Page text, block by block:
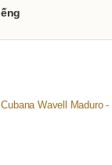
Wavell Maduro